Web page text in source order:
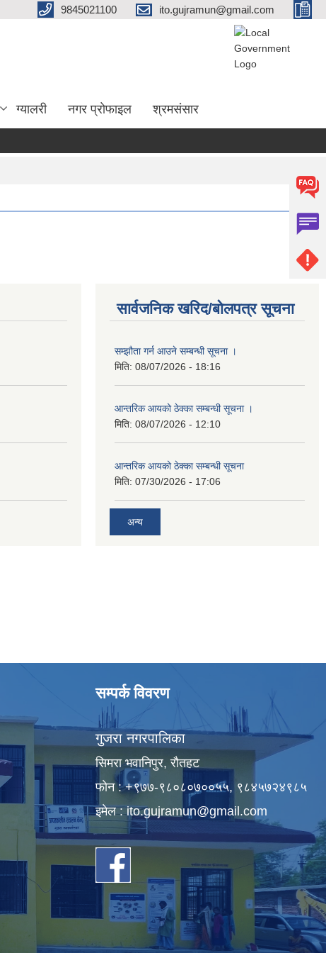
9845021100 ito.gujramun@gmail.com
ग्यालरी नगर प्रोफाइल श्रमसंसार
सार्वजनिक खरिद/बोलपत्र सूचना
सम्झौता गर्न आउने सम्बन्धी सूचना ।
मिति: 08/07/2026 - 18:16
आन्तरिक आयको ठेक्का सम्बन्धी सूचना ।
मिति: 08/07/2026 - 12:10
आन्तरिक आयको ठेक्का सम्बन्धी सूचना
मिति: 07/30/2026 - 17:06
अन्य
सम्पर्क विवरण
गुजरा नगरपालिका
सिमरा भवानिपुर, राैतहट
फाेन : +९७७-९८०८०७००५५, ९८४५७२४९८५
इमेल :ito.gujramun@gmail.com